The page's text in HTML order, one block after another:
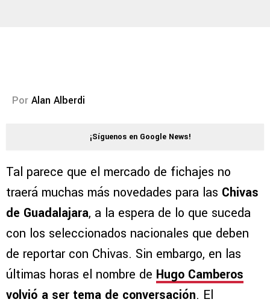
Por Alan Alberdi
¡Síguenos en Google News!
Tal parece que el mercado de fichajes no
traerá muchas más novedades para las Chivas
de Guadalajara, a la espera de lo que suceda
con los seleccionados nacionales que deben
de reportar con Chivas. Sin embargo, en las
últimas horas el nombre de Hugo Camberos
volvió a ser tema de conversación. El